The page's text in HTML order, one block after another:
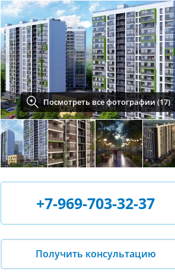
Посмотреть все фотографии (17)
+7-969-703-32-37
Получить консультацию